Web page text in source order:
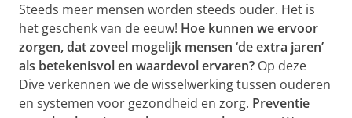
Steeds meer mensen worden steeds ouder. Het is
het geschenk van de eeuw! Hoe kunnen we ervoor
zorgen, dat zoveel mogelijk mensen ‘de extra jaren’
als betekenisvol en waardevol ervaren? Op deze
Dive verkennen we de wisselwerking tussen ouderen
en systemen voor gezondheid en zorg. Preventie